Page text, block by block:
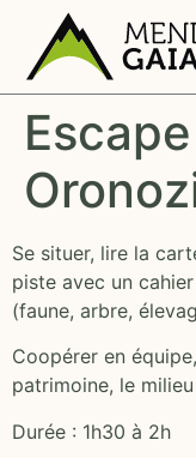
Se situer, lire la
piste avec un
(faune, arbre,
Coopérer en
patrimoine, le
Durée : 1h30 à 2h